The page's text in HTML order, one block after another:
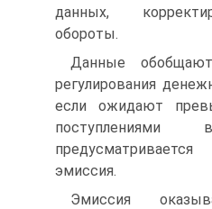
данных,
обороты.
Данные
регулирования
если ожидают
эмиссия.
Эмиссия